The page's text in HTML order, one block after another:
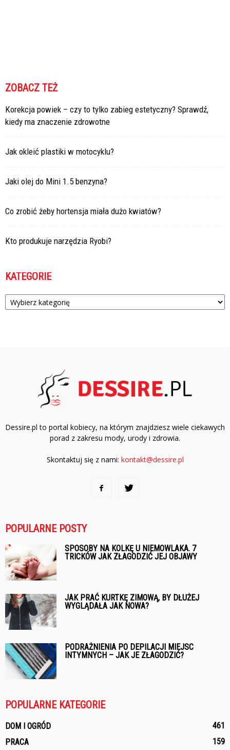
ZOBACZ TEŻ
Korekcja powiek – czy to tylko zabieg estetyczny? Sprawdź,
kiedy ma znaczenie zdrowotne
Jak okleić plastiki w motocyklu?
Jaki olej do Mini 1.5 benzyna?
Co zrobić żeby hortensja miała dużo kwiatów?
Kto produkuje narzędzia Ryobi?
KATEGORIE
Kategorie
Dessire.pl to portal kobiecy, na którym znajdziesz wiele ciekawych
porad z zakresu mody, urody i zdrowia.
Skontaktuj się z nami: kontakt@dessire.pl
POPULARNE POSTY
SPOSOBY NA KOLKĘ U NIEMOWLAKA. 7
TRICKÓW JAK ZŁAGODZIĆ JEJ OBJAWY
JAK PRAĆ KURTKĘ ZIMOWĄ, BY DŁUŻEJ
WYGLĄDAŁA JAK NOWA?
PODRAŻNIENIA PO DEPILACJI MIEJSC
INTYMNYCH – JAK JE ZŁAGODZIĆ?
POPULARNE KATEGORIE
DOM I OGRÓD
461
PRACA
159